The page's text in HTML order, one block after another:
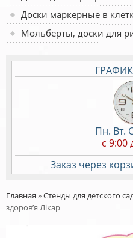
Доски маркерные в
Мольберты, доски для
Пн. Вт.
c 9:00
Заказ через
Главная »Стенды для детского
здоров’я Лікар